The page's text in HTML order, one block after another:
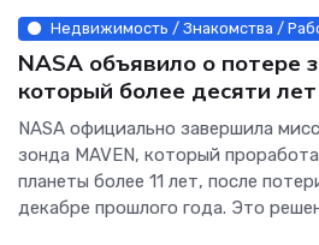
Недвижимость / Знакомства /
NASA объявило о потере
который более десяти
атмосферу Марса -
NASA официально завершила
зонда MAVEN, который
планеты более 11 лет, после
декабре прошлого года. Это